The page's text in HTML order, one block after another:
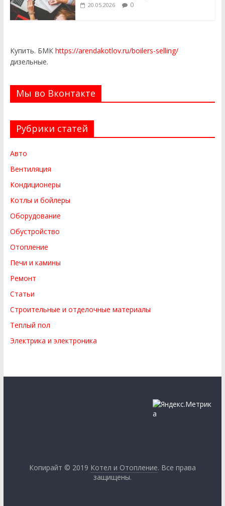
20.05.2026 0
Купить. БМК https://arendakotlov.ru/boilers-selling/
дизельные.
Мы во Вконтакте
Рубрики статей
Авто
Вентиляция
Кондиционеры
Котлы и бойлеры
Оборудование
Обустройство
Отопление
Печи и камины
Ремонт
Статьи
Строительные и отделочные материалы
Теплый пол
Электрика и электроника
Копирайт © 2019 Котел и Отопление. Все права
защищены.